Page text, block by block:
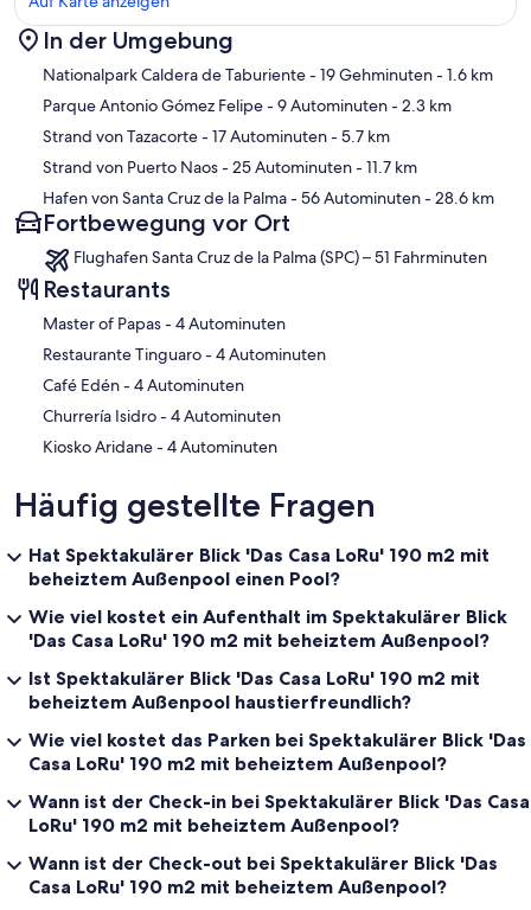
Karte
In der Umgebung
Nationalpark Caldera de Taburiente- 19 Gehminuten- 1.6 km
Parque Antonio Gómez Felipe- 9 Autominuten- 2.3 km
Strand von Tazacorte- 17 Autominuten- 5.7 km
Strand von Puerto Naos- 25 Autominuten- 11.7 km
Hafen von Santa Cruz de la Palma- 56 Autominuten- 28.6 km
Fortbewegung vor Ort
Flughafen Santa Cruz de la Palma (SPC) – 51 Fahrminuten
Restaurants
‪Master of Papas - ‬4 Autominuten
‪Restaurante Tinguaro - ‬4 Autominuten
‪Café Edén - ‬4 Autominuten
‪Churrería Isidro - ‬4 Autominuten
‪Kiosko Aridane - ‬4 Autominuten
Häufig gestellte Fragen
Hat Spektakulärer Blick 'Das Casa LoRu' 190 m2 mit
beheiztem Außenpool einen Pool?
Wie viel kostet ein Aufenthalt im Spektakulärer Blick
'Das Casa LoRu' 190 m2 mit beheiztem Außenpool?
Ist Spektakulärer Blick 'Das Casa LoRu' 190 m2 mit
beheiztem Außenpool haustierfreundlich?
Wie viel kostet das Parken bei Spektakulärer Blick 'Das
Casa LoRu' 190 m2 mit beheiztem Außenpool?
Wann ist der Check-in bei Spektakulärer Blick 'Das Casa
LoRu' 190 m2 mit beheiztem Außenpool?
Wann ist der Check-out bei Spektakulärer Blick 'Das
Casa LoRu' 190 m2 mit beheiztem Außenpool?